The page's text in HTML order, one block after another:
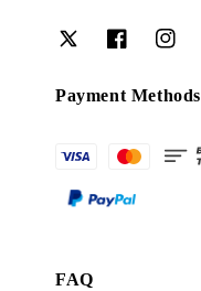
Payment Methods
FAQ